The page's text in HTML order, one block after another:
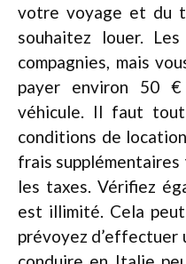
votre voyage et du
souhaitez louer.
compagnies, mais
payer environ 50
véhicule. Il faut
conditions de
frais supplémentaires
les taxes. Vérifiez
est illimité. Cela
prévoyez d’effectuer